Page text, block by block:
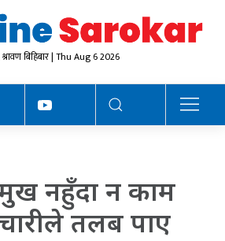
बिहिबार | Thu Aug 6 2026
नहुँदा न काम
तलब पाए